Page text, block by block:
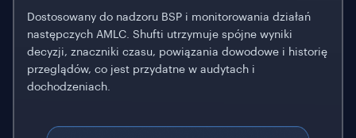
Dostosowany do nadzoru BSP i monitorowania działań
następczych AMLC. Shufti utrzymuje spójne wyniki
decyzji, znaczniki czasu, powiązania dowodowe i historię
przeglądów, co jest przydatne w audytach i
dochodzeniach.